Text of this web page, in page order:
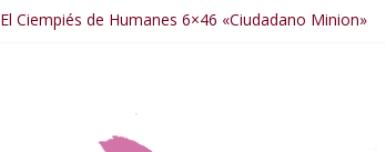
El Ciempiés de Humanes 6×46 «Ciudadano Minion»
El Ciempiés de Humanes 6×47 «De nada por nada»